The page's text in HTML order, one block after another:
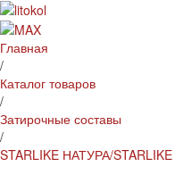
Главная
/
Каталог товаров
/
Затирочные составы
/
STARLIKE НАТУРА/STARLIKE